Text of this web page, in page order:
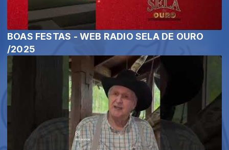
BOAS FESTAS - WEB RADIO SELA DE OURO
/2025